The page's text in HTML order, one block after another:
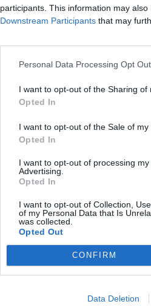
participants. This information may
Downstream Participants that may
Personal Data Processing Opt
I want to opt-out of the Sharing of
Opted In
I want to opt-out of the Sale of
Opted In
I want to opt-out of processing
Advertising.
Opted In
I want to opt-out of Collection,
of my Personal Data that Is
was collected.
Opted Out
CONFIRM
Data Deletion